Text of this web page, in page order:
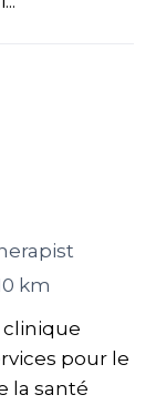
km
clinique
pour le
la santé